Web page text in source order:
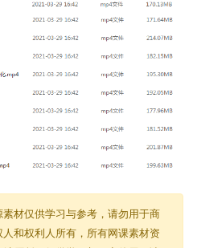
材仅供学习与参考，请勿用于商
和权利人所有，所有网课素材资